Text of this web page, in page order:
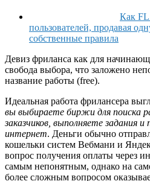
Как
пользователей, продавая
собственные правила
Девиз фриланса как для
свобода выбора, что заложено
название работы (free).
Идеальная работа фрилансера
вы выбираете биржи для поиска
заказчиков, выполняете задания
интернет. Деньги обычно
кошельки систем Вебмани и
вопрос получения оплаты через
самым непонятным, однако на
более сложным вопросом